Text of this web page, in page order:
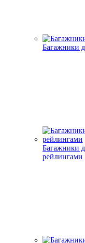
Багажники
Багажники
рейлингами